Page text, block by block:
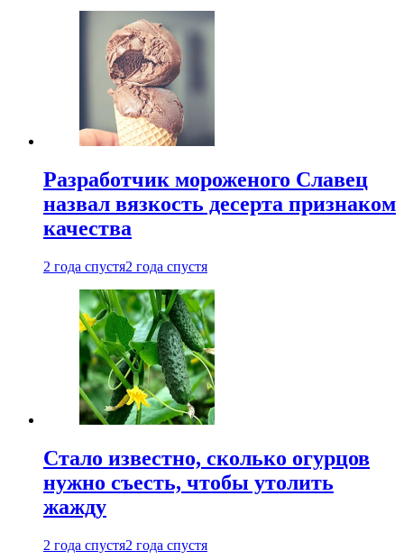
Разработчик мороженого Славец
назвал вязкость десерта признаком
качества
2 года спустя2 года спустя
Стало известно, сколько огурцов
нужно съесть, чтобы утолить
жажду
2 года спустя2 года спустя